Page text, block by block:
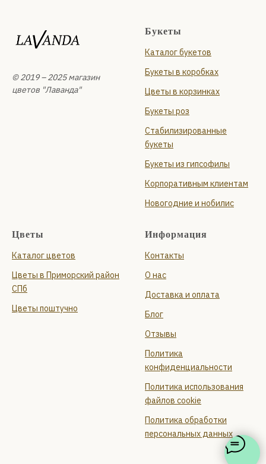
© 2019 – 2025 магазин
цветов "Лаванда"
Букеты
Каталог букетов
Букеты в коробках
Цветы в корзинках
Букеты роз
Стабилизированные
букеты
Букеты из гипсофилы
Корпоративным клиентам
Новогодние и нобилис
Цветы
Каталог цветов
Цветы в Приморский район
СПб
Цветы поштучно
Информация
Контакты
О нас
Доставка и оплата
Блог
Отзывы
Политика
конфиденциальности
Политика использования
файлов cookie
Политика обработки
персональных данных